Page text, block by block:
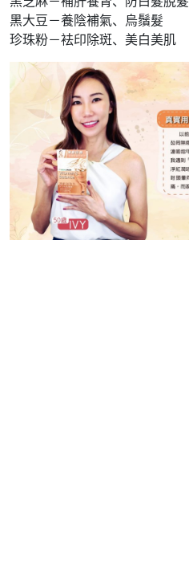
黑大豆－養陰補氣、烏鬚髮
珍珠粉－袪印除斑、美白美肌